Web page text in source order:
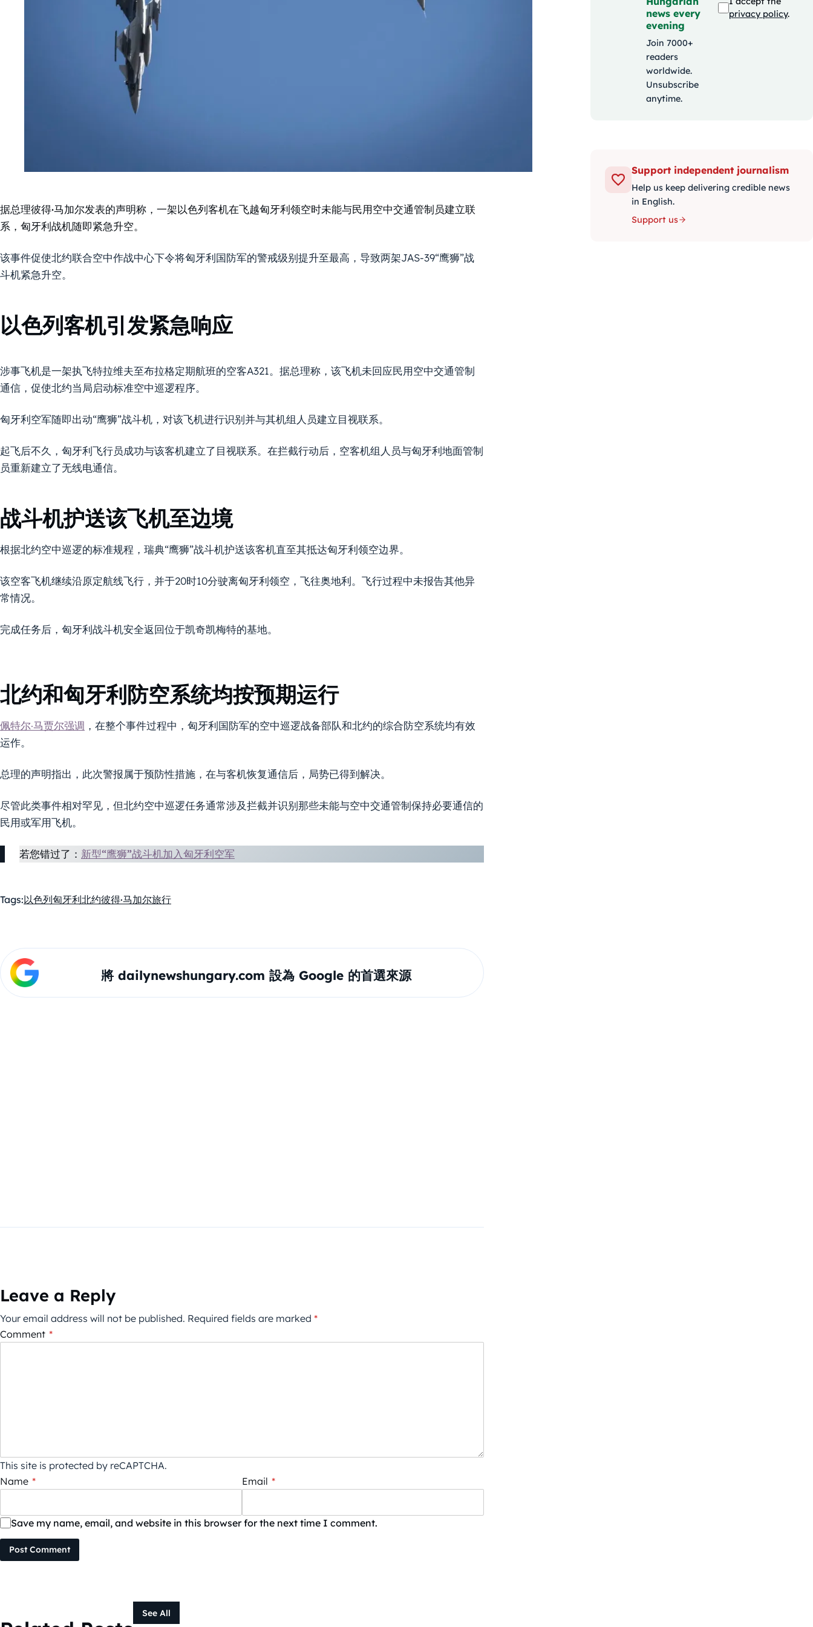
据总理彼得·马加尔发表的声明称，一架以色列客机在飞越匈牙利领空时未能与民用空中交通管制员建立联
系，匈牙利战机随即紧急升空。
该事件促使北约联合空中作战中心下令将匈牙利国防军的警戒级别提升至最高，导致两架JAS-39“鹰狮”战
斗机紧急升空。
以色列客机引发紧急响应
涉事飞机是一架执飞特拉维夫至布拉格定期航班的空客A321。据总理称，该飞机未回应民用空中交通管制
通信，促使北约当局启动标准空中巡逻程序。
匈牙利空军随即出动“鹰狮”战斗机，对该飞机进行识别并与其机组人员建立目视联系。
起飞后不久，匈牙利飞行员成功与该客机建立了目视联系。在拦截行动后，空客机组人员与匈牙利地面管制
员重新建立了无线电通信。
战斗机护送该飞机至边境
根据北约空中巡逻的标准规程，瑞典“鹰狮”战斗机护送该客机直至其抵达匈牙利领空边界。
该空客飞机继续沿原定航线飞行，并于20时10分驶离匈牙利领空，飞往奥地利。飞行过程中未报告其他异
常情况。
完成任务后，匈牙利战斗机安全返回位于凯奇凯梅特的基地。
北约和匈牙利防空系统均按预期运行
佩特尔·马贾尔强调 ，在整个事件过程中，匈牙利国防军的空中巡逻战备部队和北约的综合防空系统均有效
运作。
总理的声明指出，此次警报属于预防性措施，在与客机恢复通信后，局势已得到解决。
尽管此类事件相对罕见，但北约空中巡逻任务通常涉及拦截并识别那些未能与空中交通管制保持必要通信的
民用或军用飞机。
若您错过了： 新型“鹰狮”战斗机加入匈牙利空军
Tags:以色列匈牙利北约彼得·马加尔旅行
將 dailynewshungary.com 設為 Google 的首選來源
Leave a Reply
Your email address will not be published. Required fields are marked *
Comment *
This site is protected by reCAPTCHA.
Name * Email *
Save my name, email, and website in this browser for the next time I comment.
Post Comment
news every
evening
Join 7000+
readers
worldwide.
Unsubscribe
anytime.
privacy policy.
Support independent journalism
Help us keep delivering credible news
in English.
Support us
See All